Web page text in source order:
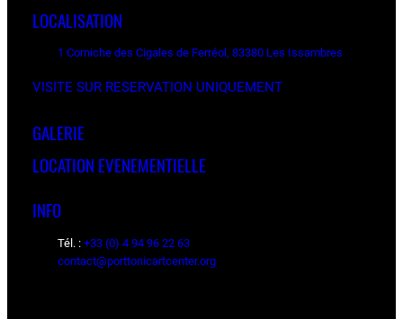
LOCALISATION
1 Corniche des Cigales de Ferréol, 83380 Les Issambres
VISITE SUR RESERVATION UNIQUEMENT
GALERIE
LOCATION EVENEMENTIELLE
INFO
Tél. : +33 (0) 4 94 96 22 63
contact@porttonicartcenter.org